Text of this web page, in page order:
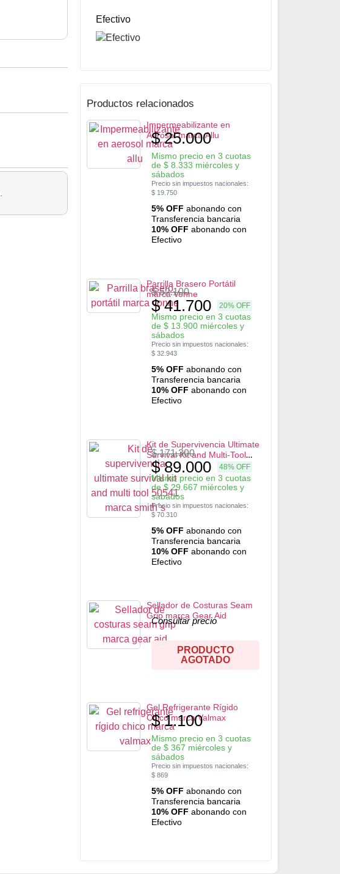
10% OFFabonando con Efectivo
Efectivo
Productos relacionados
Impermeabilizante en
Aerosol marca Allu
$25.000
Mismo precio en 3 cuotas
de$ 8.333 miércoles y
sábados
Precio sin impuestos nacionales:
$ 19.750
5% OFF abonando con
Transferencia bancaria
10% OFF abonando con
Efectivo
Parrilla Brasero Portátil
marca Vonne
$52.100
$41.700 20% OFF
Mismo precio en 3 cuotas
de$ 13.900 miércoles y
sábados
Precio sin impuestos nacionales:
$ 32.943
5% OFF abonando con
Transferencia bancaria
10% OFF abonando con
Efectivo
Kit de Supervivencia Ultimate
Survival Kit and Multi-Tool
50541 marca Smith´s
$171.300
$89.000 48% OFF
Mismo precio en 3 cuotas
de$ 29.667 miércoles y
sábados
Precio sin impuestos nacionales:
$ 70.310
5% OFF abonando con
Transferencia bancaria
10% OFF abonando con
Efectivo
Sellador de Costuras Seam
Grip marca Gear Aid
Consultar precio
PRODUCTO
AGOTADO
Gel Refrigerante Rígido
Chico marca Valmax
$1.100
Mismo precio en 3 cuotas
de$ 367 miércoles y
sábados
Precio sin impuestos nacionales:
$ 869
5% OFF abonando con
Transferencia bancaria
10% OFF abonando con
Efectivo